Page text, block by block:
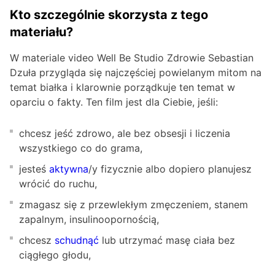
Kto szczególnie skorzysta z tego
materiału?
W materiale video Well Be Studio Zdrowie Sebastian
Dzuła przygląda się najczęściej powielanym mitom na
temat białka i klarownie porządkuje ten temat w
oparciu o fakty. Ten film jest dla Ciebie, jeśli:
chcesz jeść zdrowo, ale bez obsesji i liczenia
wszystkiego co do grama,
jesteś aktywna/y fizycznie albo dopiero planujesz
wrócić do ruchu,
zmagasz się z przewlekłym zmęczeniem, stanem
zapalnym, insulinoopornością,
chcesz schudnąć lub utrzymać masę ciała bez
ciągłego głodu,